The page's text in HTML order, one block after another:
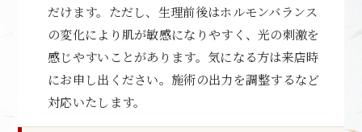
だけます。ただし、生理前後はホルモンバランス
の変化により肌が敏感になりやすく、光の刺激を
感じやすいことがあります。気になる方は来店時
にお申し出ください。施術の出力を調整するなど
対応いたします。